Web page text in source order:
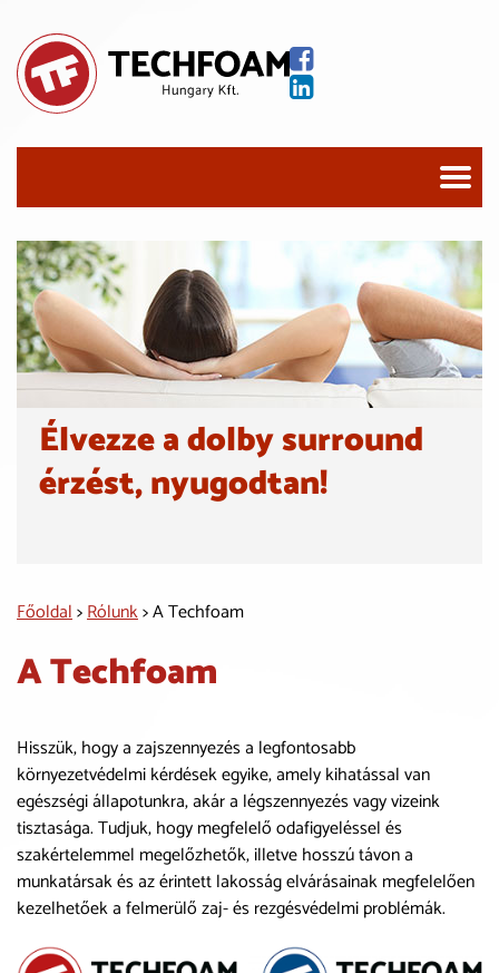
Élvezze a dolby surround
érzést, nyugodtan!
Főoldal>Rólunk> A Techfoam
A Techfoam
Hisszük, hogy a zajszennyezés a legfontosabb
környezetvédelmi kérdések egyike, amely kihatással van
egészségi állapotunkra, akár a légszennyezés vagy vizeink
tisztasága. Tudjuk, hogy megfelelő odafigyeléssel és
szakértelemmel megelőzhetők, illetve hosszú távon a
munkatársak és az érintett lakosság elvárásainak megfelelően
kezelhetőek a felmerülő zaj- és rezgésvédelmi problémák.